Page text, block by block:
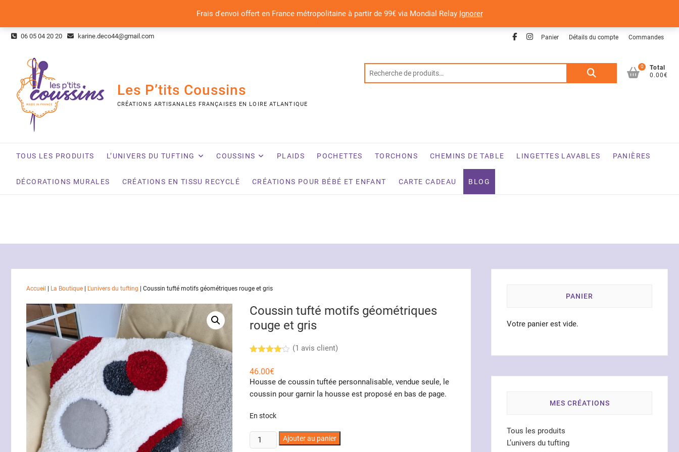
Frais d'envoi offert en France métropolitaine à partir de 99€ via Mondial Relay Ignorer
Skip
06 05 04 20 20 karine.deco44@gmail.com Facebook
Instagram
Panier Détails du compte Commandes
Les P’tits Coussins
CRÉATIONS ARTISANALES FRANÇAISES EN LOIRE ATLANTIQUE
Recherche
0
Total
0.00€
TOUS LES PRODUITS L’UNIVERS DU TUFTING COUSSINS PLAIDS POCHETTES TORCHONS CHEMINS DE TABLE LINGETTES LAVABLES PANIÈRES
DÉCORATIONS MURALES CRÉATIONS EN TISSU RECYCLÉ CRÉATIONS POUR BÉBÉ ET ENFANT CARTE CADEAU BLOG
Accueil La Boutique L'univers du tufting Coussin tufté motifs géométriques rouge et gris
Coussin tufté motifs géométriques
rouge et gris
4.00
sur 5
basé
notation
(1 avis client)
46.00€
Housse de coussin tuftée personnalisable, vendue seule, le
coussin pour garnir la housse est proposé en bas de page.
En stock
quantité
de
Ajouter au panier
PANIER
Votre panier est vide.
MES CRÉATIONS
Tous les produits
L’univers du tufting